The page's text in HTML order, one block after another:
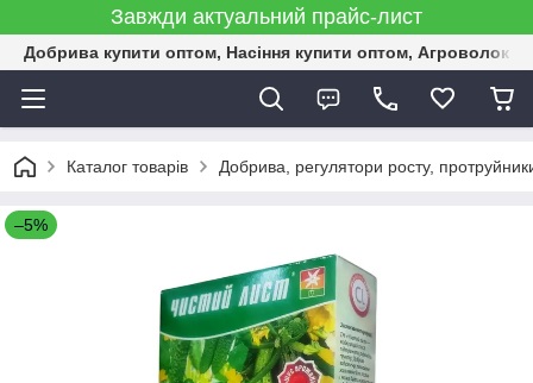
Завжди актуальний прайс-лист
Добрива купити оптом, Насіння купити оптом,
Каталог товарів Добрива, регулятори росту,
–5%